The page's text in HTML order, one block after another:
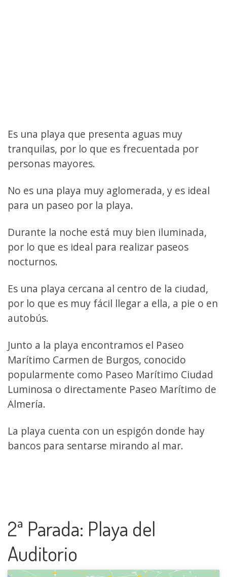
Es una playa que presenta aguas muy
tranquilas, por lo que es frecuentada por
personas mayores.
No es una playa muy aglomerada, y es ideal
para un paseo por la playa.
Durante la noche está muy bien iluminada,
por lo que es ideal para realizar paseos
nocturnos.
Es una playa cercana al centro de la ciudad,
por lo que es muy fácil llegar a ella, a pie o en
autobús.
Junto a la playa encontramos el Paseo
Marítimo Carmen de Burgos, conocido
popularmente como Paseo Marítimo Ciudad
Luminosa o directamente Paseo Marítimo de
Almería.
La playa cuenta con un espigón donde hay
bancos para sentarse mirando al mar.
2ª Parada: Playa del
Auditorio